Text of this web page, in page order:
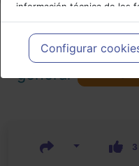
información técnica de los
meramente informativo,
profesionales facultados
cada caso concreto, el
necesidades del paciente.
Configurar
Actualidad y
general
3